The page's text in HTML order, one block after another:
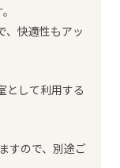
、快適性もアッ
として利用する
すので、別途ご